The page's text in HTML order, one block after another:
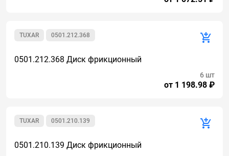
0501.212.368
TUXAR
0501.212.368 Диск фрикционный
от 1 198.98 ₽
6 шт
0501.210.139
TUXAR
0501.210.139 Диск фрикционный